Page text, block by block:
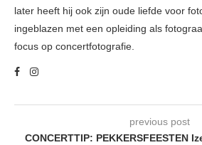
later heeft hij ook zijn oude liefde voor
ingeblazen met een opleiding als
focus op concertfotografie.
previous post
CONCERTTIP: PEKKERSFEESTEN